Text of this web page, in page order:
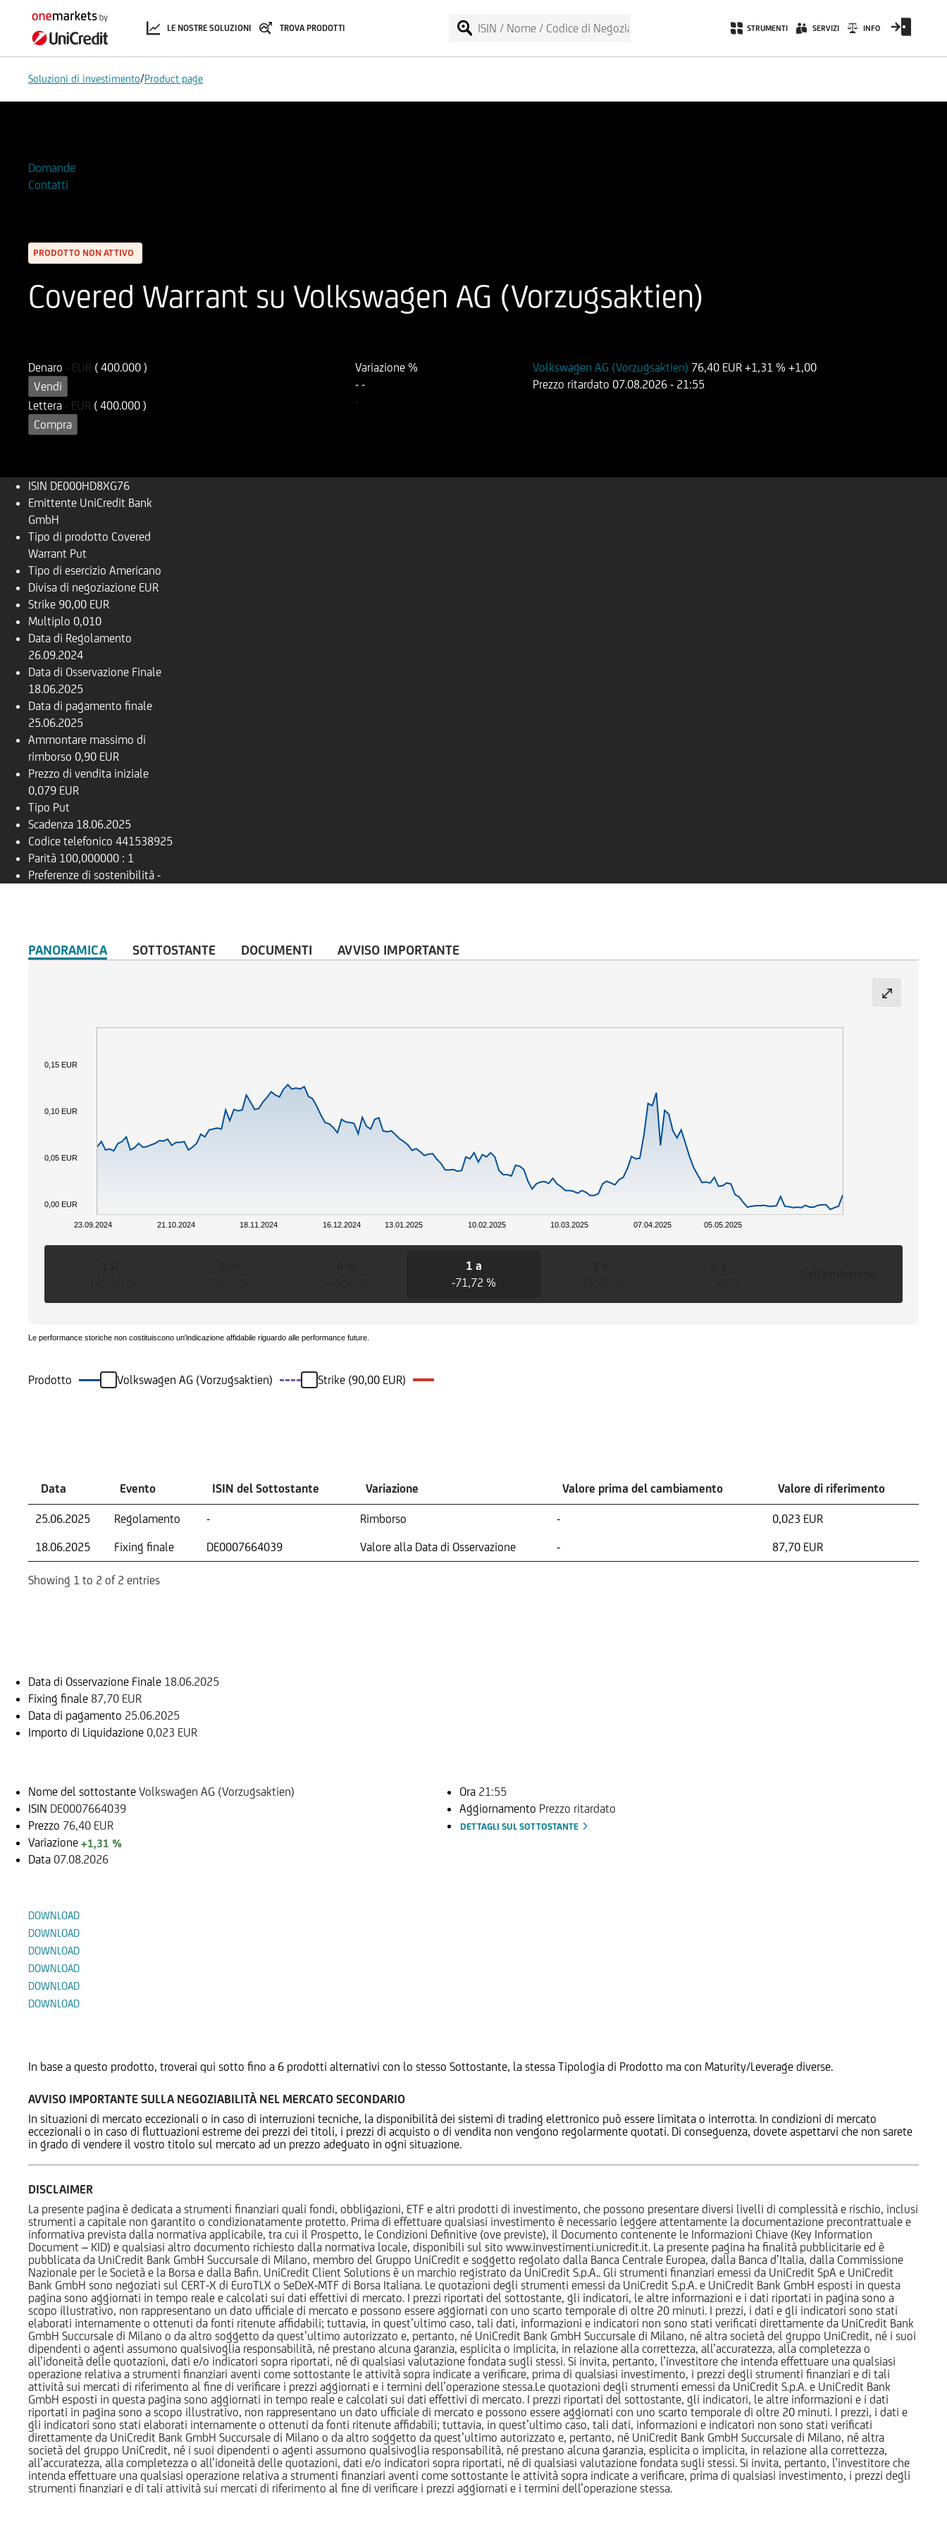
LE NOSTRE SOLUZIONI TROVA PRODOTTI STRUMENTI SERVIZI INFO
Soluzioni di investimento/Product page
Domande
Contatti
PRODOTTO NON ATTIVO
Covered Warrant su Volkswagen AG (Vorzugsaktien)
Denaro - EUR ( 400.000 )
Vendi
Lettera - EUR ( 400.000 )
Compra
Variazione %
--
-
Volkswagen AG (Vorzugsaktien) 76,40 EUR +1,31 %+1,00
Prezzo ritardato 07.08.2026 - 21:55
ISIN DE000HD8XG76
Emittente UniCredit Bank
GmbH
Tipo di prodotto Covered
Warrant Put
Tipo di esercizio Americano
Divisa di negoziazione EUR
Strike 90,00 EUR
Multiplo 0,010
Data di Regolamento
26.09.2024
Data di Osservazione Finale
18.06.2025
Data di pagamento finale
25.06.2025
Ammontare massimo di
rimborso 0,90 EUR
Prezzo di vendita iniziale
0,079 EUR
Tipo Put
Scadenza 18.06.2025
Codice telefonico 441538925
Parità 100,000000 : 1
Preferenze di sostenibilità -
PANORAMICA SOTTOSTANTE DOCUMENTI AVVISO IMPORTANTE
21.10.2024 18.11.2024 16.12.2024 13.01.2025 10.02.2025 10.03.2025 07.04.2025 05.05.2025
23.09.2024
0,00 EUR
0,05 EUR
0,10 EUR
0,15 EUR
1 a
-71,72 %
Le performance storiche non costituiscono un'indicazione affidabile riguardo alle performance future.
Prodotto Volkswagen AG (Vorzugsaktien) Strike (90,00 EUR)
Data Evento ISIN del Sottostante Variazione Valore prima del cambiamento Valore di riferimento
25.06.2025 Regolamento - Rimborso -
0,023 EUR
18.06.2025
Fixing finale DE0007664039 Valore alla Data di Osservazione - 87,70 EUR
Showing 1 to 2 of 2 entries
Data di Osservazione Finale 18.06.2025
Fixing finale 87,70 EUR
Data di pagamento 25.06.2025
Importo di Liquidazione 0,023 EUR
Nome del sottostante Volkswagen AG (Vorzugsaktien)
ISIN DE0007664039
Prezzo 76,40 EUR
Variazione +1,31 %
Data 07.08.2026
Ora 21:55
Aggiornamento Prezzo ritardato
DETTAGLI SUL SOTTOSTANTE
DOWNLOAD
DOWNLOAD
DOWNLOAD
DOWNLOAD
DOWNLOAD
DOWNLOAD
In base a questo prodotto, troverai qui sotto fino a 6 prodotti alternativi con lo stesso Sottostante, la stessa Tipologia di Prodotto ma con Maturity/Leverage diverse.
AVVISO IMPORTANTE SULLA NEGOZIABILITÀ NEL MERCATO SECONDARIO
In situazioni di mercato eccezionali o in caso di interruzioni tecniche, la disponibilità dei sistemi di trading elettronico può essere limitata o interrotta. In condizioni di mercato
eccezionali o in caso di fluttuazioni estreme dei prezzi dei titoli, i prezzi di acquisto o di vendita non vengono regolarmente quotati. Di conseguenza, dovete aspettarvi che non sarete
in grado di vendere il vostro titolo sul mercato ad un prezzo adeguato in ogni situazione.
DISCLAIMER
La presente pagina è dedicata a strumenti finanziari quali fondi, obbligazioni, ETF e altri prodotti di investimento, che possono presentare diversi livelli di complessità e rischio, inclusi
strumenti a capitale non garantito o condizionatamente protetto. Prima di effettuare qualsiasi investimento è necessario leggere attentamente la documentazione precontrattuale e
informativa prevista dalla normativa applicabile, tra cui il Prospetto, le Condizioni Definitive (ove previste), il Documento contenente le Informazioni Chiave (Key Information
Document – KID) e qualsiasi altro documento richiesto dalla normativa locale, disponibili sul sito www.investimenti.unicredit.it. La presente pagina ha finalità pubblicitarie ed è
pubblicata da UniCredit Bank GmbH Succursale di Milano, membro del Gruppo UniCredit e soggetto regolato dalla Banca Centrale Europea, dalla Banca d’Italia, dalla Commissione
Nazionale per le Società e la Borsa e dalla Bafin. UniCredit Client Solutions è un marchio registrato da UniCredit S.p.A.. Gli strumenti finanziari emessi da UniCredit SpA e UniCredit
Bank GmbH sono negoziati sul CERT-X di EuroTLX o SeDeX-MTF di Borsa Italiana. Le quotazioni degli strumenti emessi da UniCredit S.p.A. e UniCredit Bank GmbH esposti in questa
pagina sono aggiornati in tempo reale e calcolati sui dati effettivi di mercato. I prezzi riportati del sottostante, gli indicatori, le altre informazioni e i dati riportati in pagina sono a
scopo illustrativo, non rappresentano un dato ufficiale di mercato e possono essere aggiornati con uno scarto temporale di oltre 20 minuti. I prezzi, i dati e gli indicatori sono stati
elaborati internamente o ottenuti da fonti ritenute affidabili; tuttavia, in quest’ultimo caso, tali dati, informazioni e indicatori non sono stati verificati direttamente da UniCredit Bank
GmbH Succursale di Milano o da altro soggetto da quest’ultimo autorizzato e, pertanto, né UniCredit Bank GmbH Succursale di Milano, né altra società del gruppo UniCredit, né i suoi
dipendenti o agenti assumono qualsivoglia responsabilità, né prestano alcuna garanzia, esplicita o implicita, in relazione alla correttezza, all’accuratezza, alla completezza o
all’idoneità delle quotazioni, dati e/o indicatori sopra riportati, né di qualsiasi valutazione fondata sugli stessi. Si invita, pertanto, l’investitore che intenda effettuare una qualsiasi
operazione relativa a strumenti finanziari aventi come sottostante le attività sopra indicate a verificare, prima di qualsiasi investimento, i prezzi degli strumenti finanziari e di tali
attività sui mercati di riferimento al fine di verificare i prezzi aggiornati e i termini dell’operazione stessa.Le quotazioni degli strumenti emessi da UniCredit S.p.A. e UniCredit Bank
GmbH esposti in questa pagina sono aggiornati in tempo reale e calcolati sui dati effettivi di mercato. I prezzi riportati del sottostante, gli indicatori, le altre informazioni e i dati
riportati in pagina sono a scopo illustrativo, non rappresentano un dato ufficiale di mercato e possono essere aggiornati con uno scarto temporale di oltre 20 minuti. I prezzi, i dati e
gli indicatori sono stati elaborati internamente o ottenuti da fonti ritenute affidabili; tuttavia, in quest’ultimo caso, tali dati, informazioni e indicatori non sono stati verificati
direttamente da UniCredit Bank GmbH Succursale di Milano o da altro soggetto da quest’ultimo autorizzato e, pertanto, né UniCredit Bank GmbH Succursale di Milano, né altra
società del gruppo UniCredit, né i suoi dipendenti o agenti assumono qualsivoglia responsabilità, né prestano alcuna garanzia, esplicita o implicita, in relazione alla correttezza,
all’accuratezza, alla completezza o all’idoneità delle quotazioni, dati e/o indicatori sopra riportati, né di qualsiasi valutazione fondata sugli stessi. Si invita, pertanto, l’investitore che
intenda effettuare una qualsiasi operazione relativa a strumenti finanziari aventi come sottostante le attività sopra indicate a verificare, prima di qualsiasi investimento, i prezzi degli
strumenti finanziari e di tali attività sui mercati di riferimento al fine di verificare i prezzi aggiornati e i termini dell’operazione stessa.